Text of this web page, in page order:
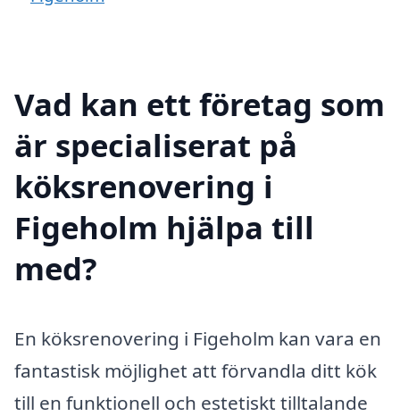
Vad kan ett företag som
är specialiserat på
köksrenovering i
Figeholm hjälpa till
med?
En köksrenovering i Figeholm kan vara en
fantastisk möjlighet att förvandla ditt kök
till en funktionell och estetiskt tilltalande